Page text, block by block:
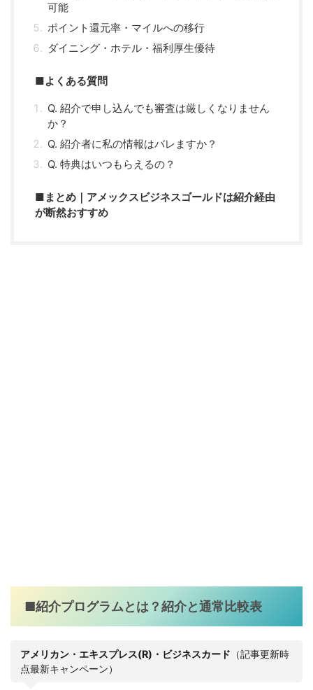
可能
ポイント還元率・マイルへの移行
ダイニング・ホテル・福利厚生優待
■よくある質問
Q. 紹介で申し込んでも審査は厳しくなりません
か？
Q. 紹介者に私の情報はバレますか？
Q. 特典はいつもらえるの？
■まとめ｜アメックスビジネスゴールドは紹介経由
が断然おすすめ
■紹介プログラムとは？紹介と通常比較表
アメリカン・エキスプレス(R)・ビジネスカード （記事更新時
点最新キャンペーン）